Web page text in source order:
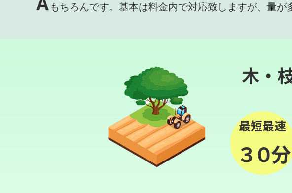
もちろんです。基本は料金内で対応致しますが、量
木・
最短最速
３０分